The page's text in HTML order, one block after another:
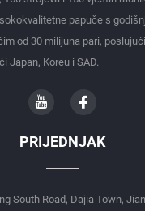
papuče s
od 30 milijuna pari,
Japan, Koreu i SAD.
PRIJEDNJAK
South Road, Dajia Town,